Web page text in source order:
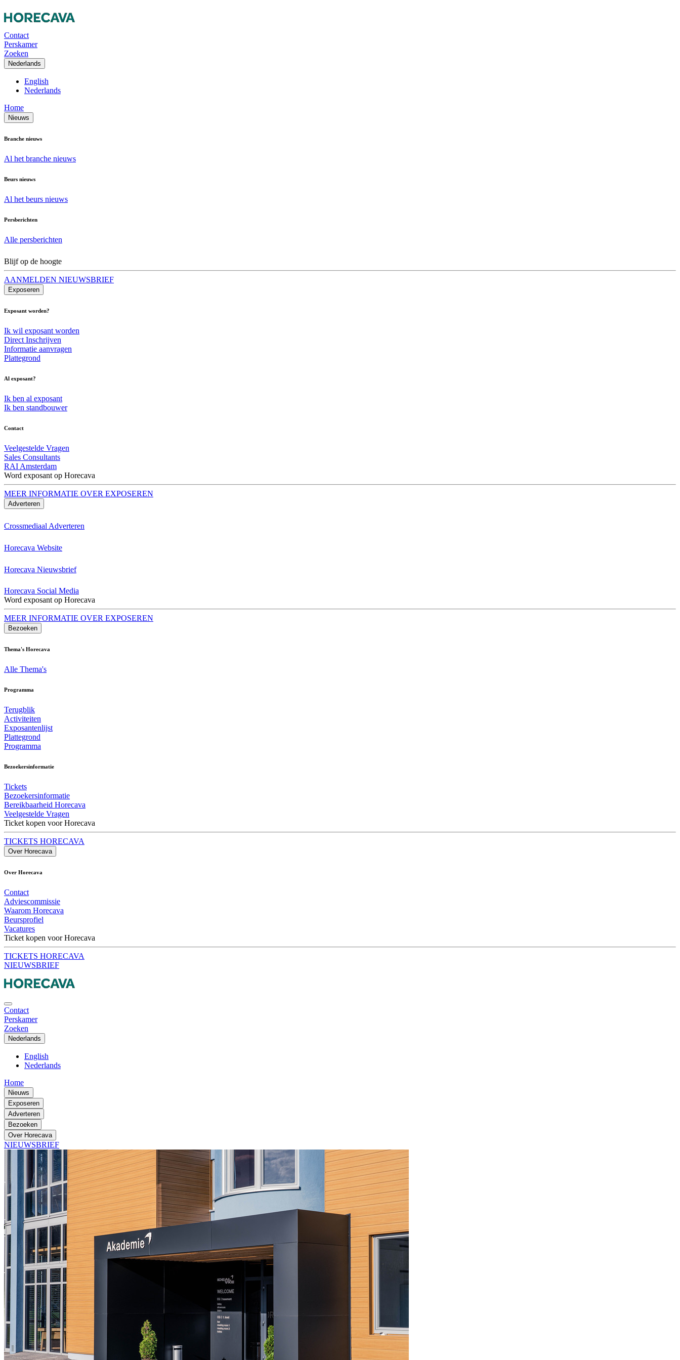
Contact
Perskamer
Zoeken
Nederlands
English
Nederlands
Home
Nieuws
Branche nieuws
Al het branche nieuws
Beurs nieuws
Al het beurs nieuws
Persberichten
Alle persberichten
Blijf op de hoogte
AANMELDEN NIEUWSBRIEF
Exposeren
Exposant worden?
Ik wil exposant worden
Direct Inschrijven
Informatie aanvragen
Plattegrond
Al exposant?
Ik ben al exposant
Ik ben standbouwer
Contact
Veelgestelde Vragen
Sales Consultants
RAI Amsterdam
Word exposant op Horecava
MEER INFORMATIE OVER EXPOSEREN
Adverteren
Crossmediaal Adverteren
Horecava Website
Horecava Nieuwsbrief
Horecava Social Media
Word exposant op Horecava
MEER INFORMATIE OVER EXPOSEREN
Bezoeken
Thema's Horecava
Alle Thema's
Programma
Terugblik
Activiteiten
Exposantenlijst
Plattegrond
Programma
Bezoekersinformatie
Tickets
Bezoekersinformatie
Bereikbaarheid Horecava
Veelgestelde Vragen
Ticket kopen voor Horecava
TICKETS HORECAVA
Over Horecava
Over Horecava
Contact
Adviescommissie
Waarom Horecava
Beursprofiel
Vacatures
Ticket kopen voor Horecava
TICKETS HORECAVA
NIEUWSBRIEF
Contact
Perskamer
Zoeken
Nederlands
English
Nederlands
Home
Nieuws
Exposeren
Adverteren
Bezoeken
Over Horecava
NIEUWSBRIEF